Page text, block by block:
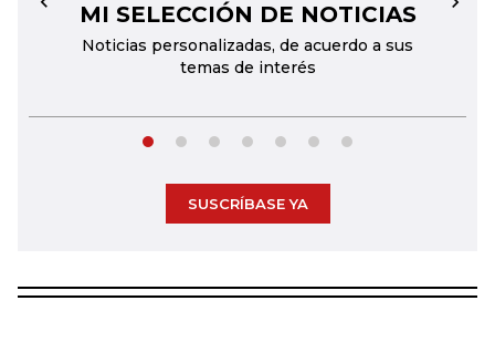
MI SELECCIÓN DE NOTICIAS
Noticias personalizadas, de acuerdo a sus
temas de interés
← →
SUSCRÍBASE YA